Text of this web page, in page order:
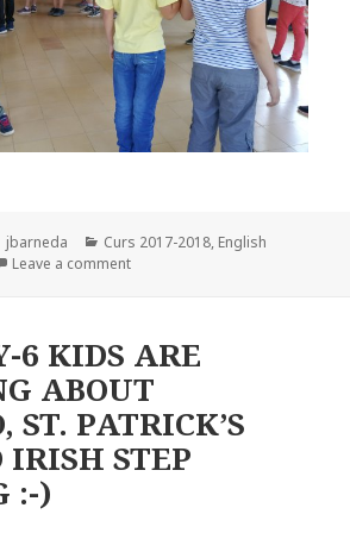
Author
jbarneda Categories
Curs 2017-2018, English
Leave a comment
6 KIDS ARE
ABOUT
ST. PATRICK’S
STEP
:-)